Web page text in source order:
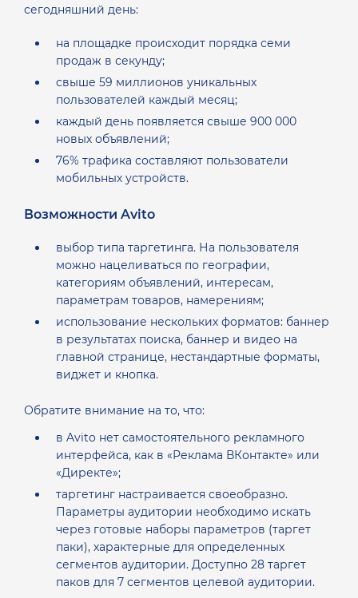
сегодняшний день:
на площадке происходит порядка семи
продаж в секунду;
свыше 59 миллионов уникальных
пользователей каждый месяц;
каждый день появляется свыше 900 000
новых объявлений;
76% трафика составляют пользователи
мобильных устройств.
Возможности Avito
выбор типа таргетинга. На пользователя
можно нацеливаться по географии,
категориям объявлений, интересам,
параметрам товаров, намерениям;
использование нескольких форматов: баннер
в результатах поиска, баннер и видео на
главной странице, нестандартные форматы,
виджет и кнопка.
Обратите внимание на то, что:
в Avito нет самостоятельного рекламного
интерфейса, как в «Реклама ВКонтакте» или
«Директе»;
таргетинг настраивается своеобразно.
Параметры аудитории необходимо искать
через готовые наборы параметров (таргет
паки), характерные для определенных
сегментов аудитории. Доступно 28 таргет
паков для 7 сегментов целевой аудитории.